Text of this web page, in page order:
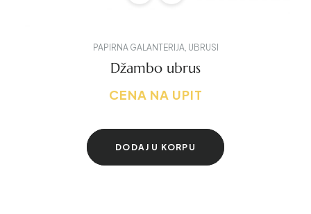
PAPIRNA GALANTERIJA UBRUSI
Džambo ubrus
CENA NA UPIT
DODAJ U KORPU